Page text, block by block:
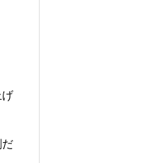
げ
だ